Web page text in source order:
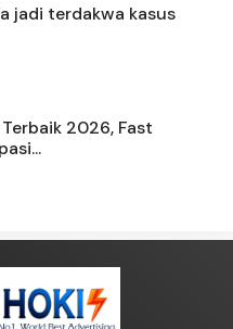
jadi terdakwa kasus
2026, Fast